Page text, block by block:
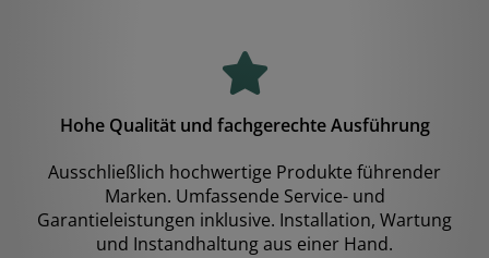
Hohe Qualität und fachgerechte Ausführung
Ausschließlich hochwertige Produkte führender
Marken. Umfassende Service- und
Garantieleistungen inklusive. Installation, Wartung
und Instandhaltung aus einer Hand.